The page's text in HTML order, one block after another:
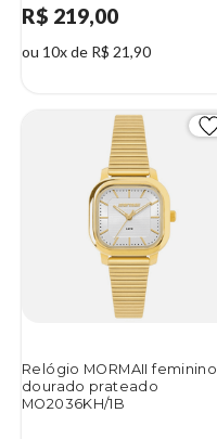
R$ 219,00
ou 10x de R$ 21,90
Relógio MORMAII feminino
dourado prateado
MO2036KH/1B